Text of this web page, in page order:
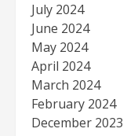
July 2024
June 2024
May 2024
April 2024
March 2024
February 2024
December 2023